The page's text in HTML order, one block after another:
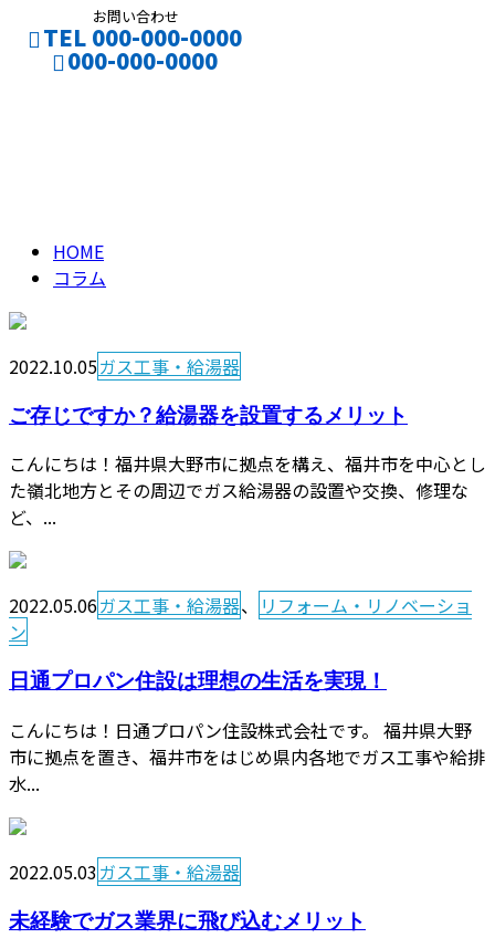
お問い合わせ
TEL 000-000-0000
000-000-0000
HOME
コラム
2022.10.05ガス工事・給湯器
ご存じですか？給湯器を設置するメリット
こんにちは！福井県大野市に拠点を構え、福井市を中心とし
た嶺北地方とその周辺でガス給湯器の設置や交換、修理な
ど、...
2022.05.06ガス工事・給湯器、 リフォーム・リノベーショ
ン
日通プロパン住設は理想の生活を実現！
こんにちは！日通プロパン住設株式会社です。 福井県大野
市に拠点を置き、福井市をはじめ県内各地でガス工事や給排
水...
2022.05.03ガス工事・給湯器
未経験でガス業界に飛び込むメリット